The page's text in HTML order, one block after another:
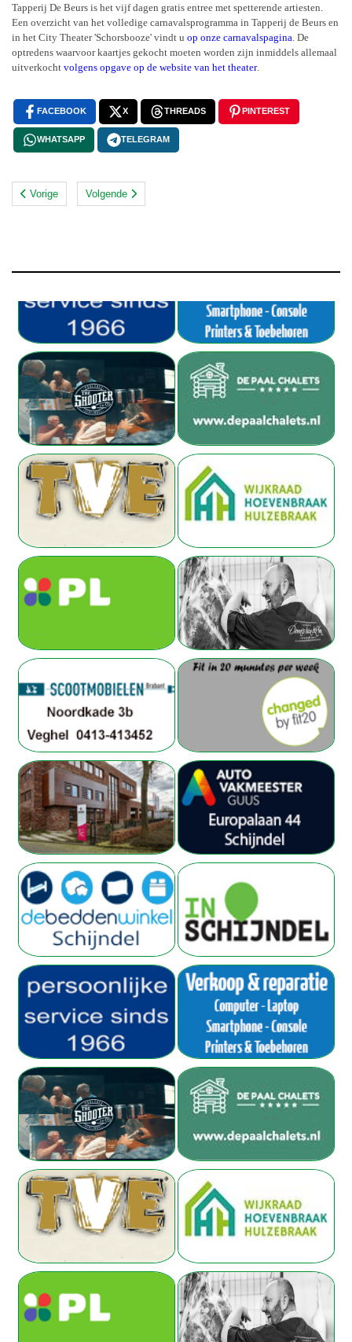
Tapperij De Beurs is het vijf dagen gratis entree met spetterende artiesten.
Een overzicht van het volledige carnavalsprogramma in Tapperij de Beurs en
in het City Theater 'Schorsbooze' vindt u op onze carnavalspagina . De
optredens waarvoor kaartjes gekocht moeten worden zijn inmiddels allemaal
uitverkocht volgens opgave op de website van het theater.
FACEBOOK X THREADS PINTEREST
WHATSAPP TELEGRAM
Vorige Volgende